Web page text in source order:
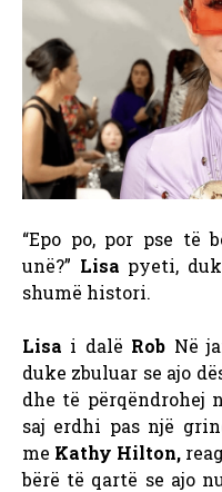
“Epo po, por pse të
unë?” Lisa pyeti,
shumë histori.
Lisa i dalë Rob Në
duke zbuluar se ajo
dhe të përqëndrohej
saj erdhi pas një
me Kathy Hilton,
bërë të qartë se ajo